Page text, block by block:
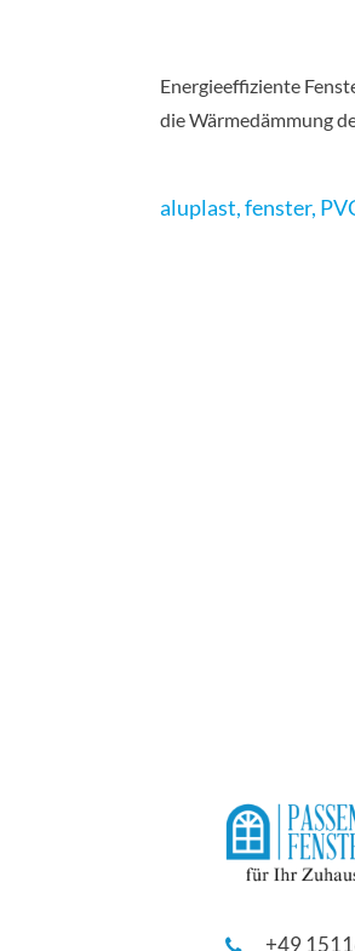
Energieeffiziente
die Wärmedämmung
aluplast,fenster,
+49